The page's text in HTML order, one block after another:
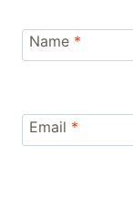
Name *
Email *